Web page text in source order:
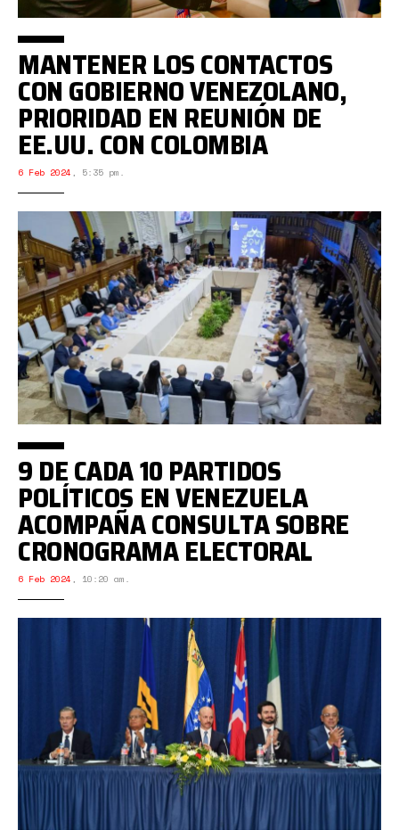
MANTENER LOS CONTACTOS
CON GOBIERNO VENEZOLANO,
PRIORIDAD EN REUNIÓN DE
EE.UU. CON COLOMBIA
6 Feb 2024 , 5:35 pm.
9 DE CADA 10 PARTIDOS
POLÍTICOS EN VENEZUELA
ACOMPAÑA CONSULTA SOBRE
CRONOGRAMA ELECTORAL
6 Feb 2024 , 10:20 am.